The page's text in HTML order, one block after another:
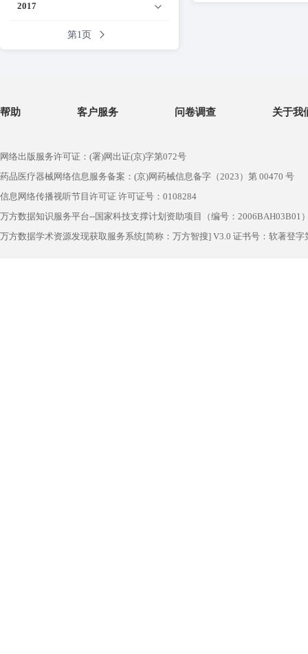
2017
第1页
帮助 客户服务 问卷调查 关于我
网络出版服务许可证：(署)网出证(京)字第072号
药品医疗器械网络信息服务备案：(京)网药械信息备字（2023）第 00470 号
信息网络传播视听节目许可证 许可证号：0108284
万方数据知识服务平台--国家科技支撑计划资助项目（编号：2006BAH03B01
万方数据学术资源发现获取服务系统[简称：万方智搜] V3.0 证书号：软著登字